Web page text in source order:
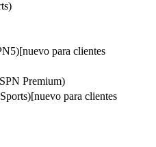
para clientes
Premium)
para clientes